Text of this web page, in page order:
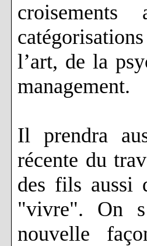
l’art, de la
management.
Il prendra
récente du
des fils aussi
"vivre". On
nouvelle